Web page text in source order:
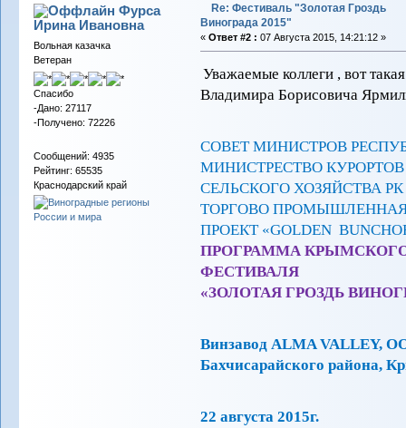
Фурса
Ирина Ивановна
Вольная казачка
Ветеран
Спасибо
-Дано: 27117
-Получено: 72226
Сообщений: 4935
Рейтинг: 65535
Краснодарский край
Re: Фестиваль "Золотая Гроздь
Винограда 2015"
« Ответ #2 : 07 Августа 2015, 14:21:12 »
Уважаемые коллеги , вот
Владимира Борисовича
СОВЕТ МИНИСТРОВ
МИНИСТРЕСТВО
СЕЛЬСКОГО ХОЗЯЙСТВА РК
ТОРГОВО
ПРОЕКТ «GOLDEN
ПРОГРАММА
ФЕСТИВАЛЯ
«ЗОЛОТАЯ ГРОЗДЬ
Винзавод ALMA VALLEY,
Бахчисарайского района,
22 августа 2015г.